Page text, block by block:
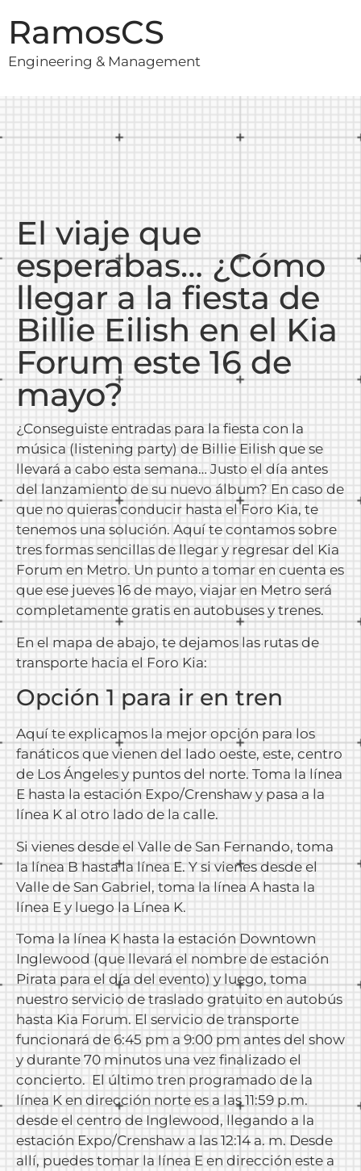
RamosCS
Engineering & Management
El viaje que
esperabas… ¿Cómo
llegar a la fiesta de
Billie Eilish en el Kia
Forum este 16 de
mayo?
¿Conseguiste entradas para la fiesta con la
música (listening party) de Billie Eilish que se
llevará a cabo esta semana… Justo el día antes
del lanzamiento de su nuevo álbum? En caso de
que no quieras conducir hasta el Foro Kia, te
tenemos una solución. Aquí te contamos sobre
tres formas sencillas de llegar y regresar del Kia
Forum en Metro. Un punto a tomar en cuenta es
que ese jueves 16 de mayo, viajar en Metro será
completamente gratis en autobuses y trenes.
En el mapa de abajo, te dejamos las rutas de
transporte hacia el Foro Kia:
Opción 1 para ir en tren
Aquí te explicamos la mejor opción para los
fanáticos que vienen del lado oeste, este, centro
de Los Ángeles y puntos del norte. Toma la línea
E hasta la estación Expo/Crenshaw y pasa a la
línea K al otro lado de la calle.
Si vienes desde el Valle de San Fernando, toma
la línea B hasta la línea E. Y si vienes desde el
Valle de San Gabriel, toma la línea A hasta la
línea E y luego la Línea K.
Toma la línea K hasta la estación Downtown
Inglewood (que llevará el nombre de estación
Pirata para el día del evento) y luego, toma
nuestro servicio de traslado gratuito en autobús
hasta Kia Forum. El servicio de transporte
funcionará de 6:45 pm a 9:00 pm antes del show
y durante 70 minutos una vez finalizado el
concierto. El último tren programado de la
línea K en dirección norte es a las 11:59 p.m.
desde el centro de Inglewood, llegando a la
estación Expo/Crenshaw a las 12:14 a. m. Desde
allí, puedes tomar la línea E en dirección este a